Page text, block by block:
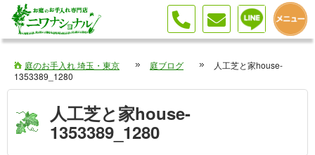
庭のお手入れ 埼玉・東京 庭ブログ
人工芝と家house-
1353389_1280
人工芝と家house-
1353389_1280